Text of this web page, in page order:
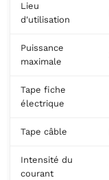
Lieu
d'utilisation
Puissance
maximale
Tape fiche
électrique
Tape câble
Intensité du
courant